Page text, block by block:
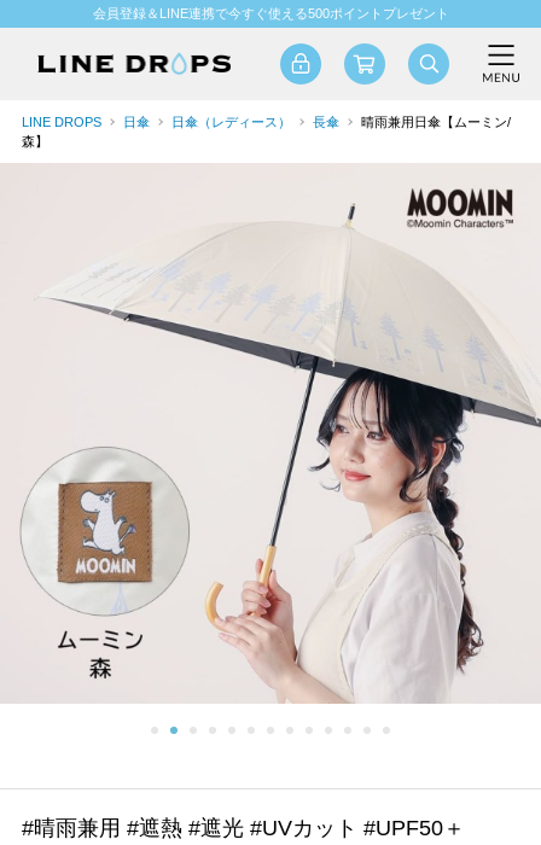
会員登録＆LINE連携で今すぐ使える500ポイントプレゼント
LINE DROPS 日傘 日傘（レディース） 長傘
晴雨兼用日傘【ムーミン/
森】
#晴雨兼用 #遮熱 #遮光 #UVカット #UPF50＋